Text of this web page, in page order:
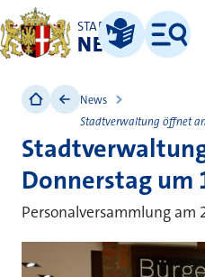
STADT
NEUSS
Leichte Sprache
Menü
News
Stadtverwaltung öffnet
Donnerstag um
Personalversammlung am